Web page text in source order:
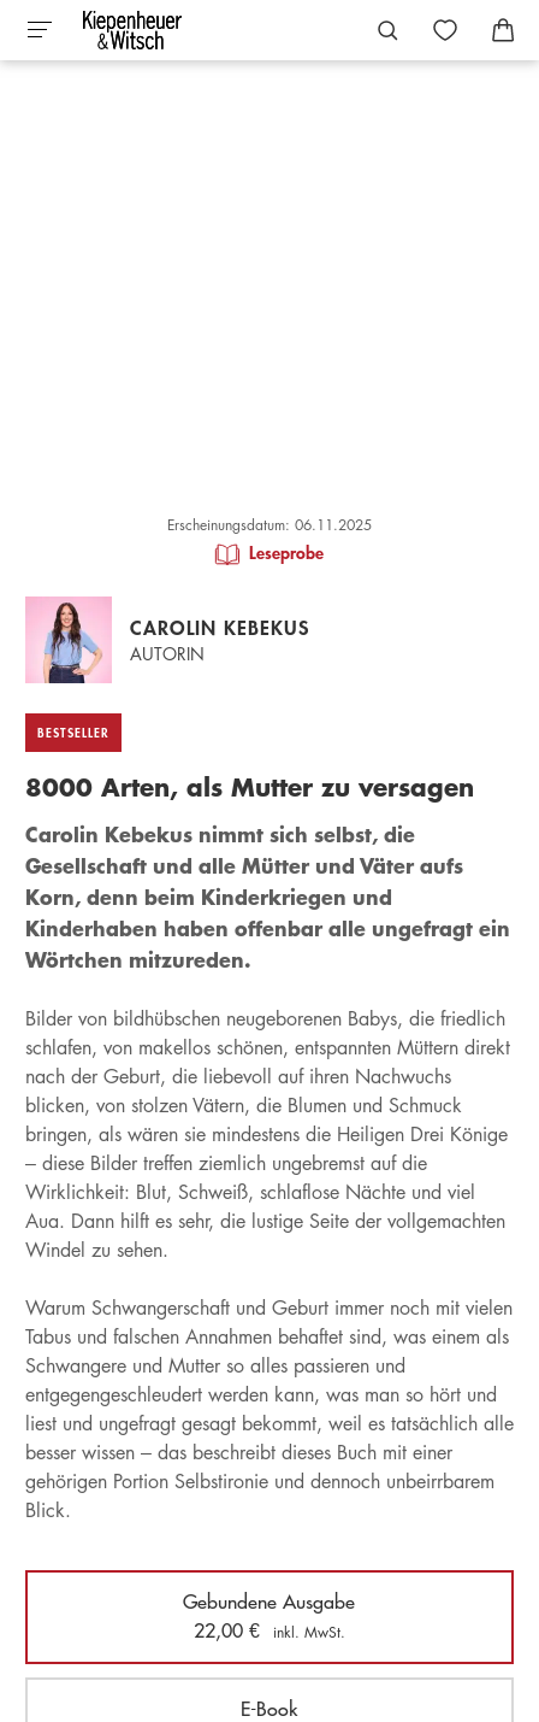
Erscheinungsdatum: 06.11.2025
Leseprobe
CAROLIN KEBEKUS
AUTORIN
BESTSELLER
8000 Arten, als Mutter zu versagen
Carolin Kebekus nimmt sich selbst, die
Gesellschaft und alle Mütter und Väter aufs
Korn, denn beim Kinderkriegen und
Kinderhaben haben offenbar alle ungefragt ein
Wörtchen mitzureden.
Bilder von bildhübschen neugeborenen Babys, die friedlich
schlafen, von makellos schönen, entspannten Müttern direkt
nach der Geburt, die liebevoll auf ihren Nachwuchs
blicken, von stolzen Vätern, die Blumen und Schmuck
bringen, als wären sie mindestens die Heiligen Drei Könige
– diese Bilder treffen ziemlich ungebremst auf die
Wirklichkeit: Blut, Schweiß, schlaflose Nächte und viel
Aua. Dann hilft es sehr, die lustige Seite der vollgemachten
Windel zu sehen.
Warum Schwangerschaft und Geburt immer noch mit vielen
Tabus und falschen Annahmen behaftet sind, was einem als
Schwangere und Mutter so alles passieren und
entgegengeschleudert werden kann, was man so hört und
liest und ungefragt gesagt bekommt, weil es tatsächlich alle
besser wissen – das beschreibt dieses Buch mit einer
gehörigen Portion Selbstironie und dennoch unbeirrbarem
Blick.
Gebundene Ausgabe
22,00 € inkl. MwSt.
E-Book